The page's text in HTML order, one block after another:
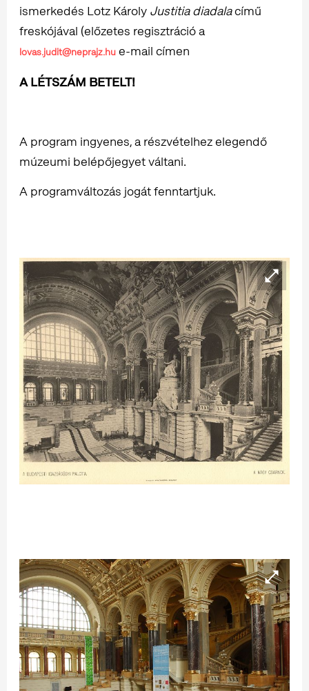
ismerkedés Lotz Károly Justitia diadalacímű
freskójával (előzetes regisztráció a
lovas.judit@neprajz.hu e-mail címen
A LÉTSZÁM BETELT!
A program ingyenes, a részvételhez elegendő
múzeumi belépőjegyet váltani.
A programváltozás jogát fenntartjuk.